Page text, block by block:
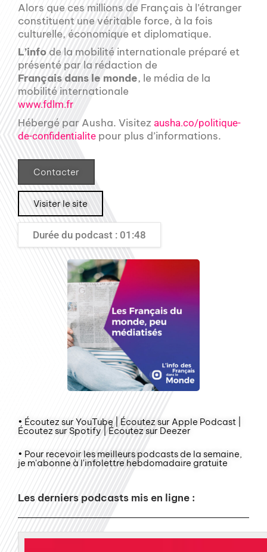
Alors que ces millions de Français à l’étranger
constituent une véritable force, à la fois
culturelle, économique et diplomatique.
L’info de la mobilité internationale préparé et
présenté par la rédaction de
Français dans le monde, le média de la
mobilité internationale
www.fdlm.fr
Hébergé par Ausha. Visitez ausha.co/politique-
de-confidentialite pour plus d’informations.
Contacter
Visiter le site
Durée du podcast : 01:48
• Écoutez sur YouTube | Écoutez sur Apple Podcast |
Écoutez sur Spotify | Écoutez sur Deezer
• Pour recevoir les meilleurs podcasts de la semaine,
je m'abonne à l'infolettre hebdomadaire gratuite
Les derniers podcasts mis en ligne :